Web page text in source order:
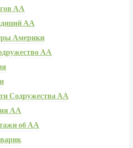
АА
АА
Америки
АА
Содружества АА
АА
об АА